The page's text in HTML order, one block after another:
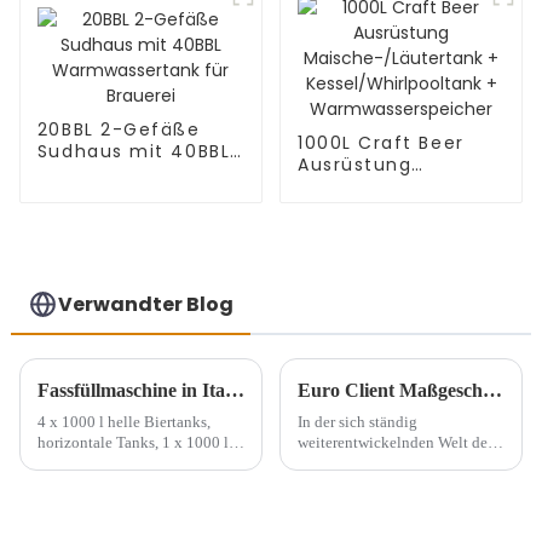
20BBL 2-Gefäße
Sudhaus mit 40BBL
1000L Craft Beer
Ausrüstung
Verwandter Blog
Fassfüllmaschine in Italien
4 x 1000 l helle Biertanks,
horizontale Tanks, 1 x 1000 l
Euro Client Maßgeschneiderte 1000L Brauereiausrüstung aus unserer Fabrik
In der sich ständig
weiterentwickelnden Welt des